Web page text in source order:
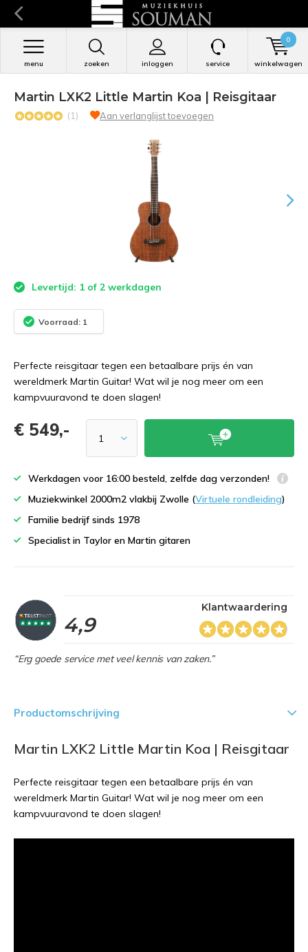
zoeken inloggen
menu service winkelwagen
0
Martin LXK2 Little Martin Koa | Reisgitaar
(1) Aan verlanglijst toevoegen
Levertijd: 1 of 2 werkdagen
Voorraad: 1
Perfecte reisgitaar tegen een betaalbare prijs én van
wereldmerk Martin Guitar! Wat wil je nog meer om een
kampvuuravond te doen slagen!
€ 549,-
Werkdagen voor 16:00 besteld, zelfde dag verzonden!
Muziekwinkel 2000m2 vlakbij Zwolle (Virtuele rondleiding)
Familie bedrijf sinds 1978
Specialist in Taylor en Martin gitaren
4,9
Klantwaardering
“Erg goede service met veel kennis van zaken.”
Productomschrijving
Martin LXK2 Little Martin Koa | Reisgitaar
Perfecte reisgitaar tegen een betaalbare prijs én van
wereldmerk Martin Guitar! Wat wil je nog meer om een
kampvuuravond te doen slagen!